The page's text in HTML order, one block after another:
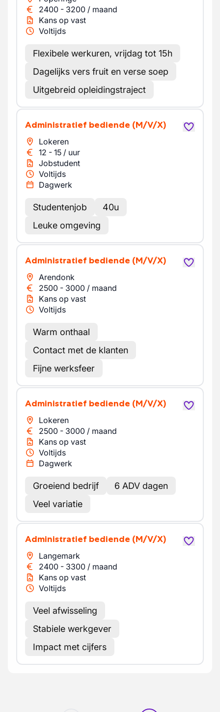
2400 - 3200 / maand
Kans op vast
Voltijds
Flexibele werkuren, vrijdag tot 15h
Dagelijks vers fruit en verse soep
Uitgebreid opleidingstraject
Administratief bediende (M/V/X)
Lokeren
12 - 15 / uur
Jobstudent
Voltijds
Dagwerk
Studentenjob
40u
Leuke omgeving
Administratief bediende (M/V/X)
Arendonk
2500 - 3000 / maand
Kans op vast
Voltijds
Warm onthaal
Contact met de klanten
Fijne werksfeer
Administratief bediende (M/V/X)
Lokeren
2500 - 3000 / maand
Kans op vast
Voltijds
Dagwerk
Groeiend bedrijf
6 ADV dagen
Veel variatie
Administratief bediende (M/V/X)
Langemark
2400 - 3300 / maand
Kans op vast
Voltijds
Veel afwisseling
Stabiele werkgever
Impact met cijfers